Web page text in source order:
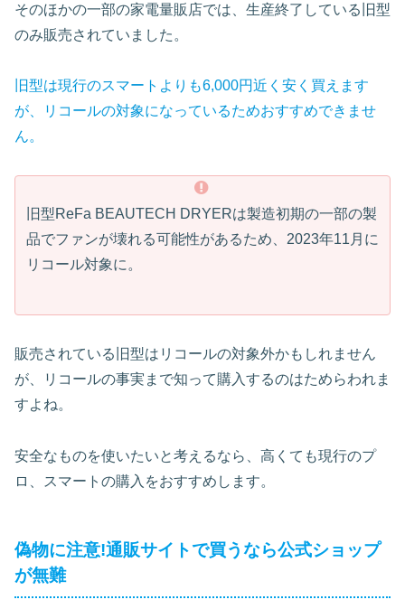
そのほかの一部の家電量販店では、生産終了している旧型
のみ販売されていました。
旧型は現行のスマートよりも6,000円近く安く買えます
が、リコールの対象になっているためおすすめできませ
ん。
旧型ReFa BEAUTECH DRYERは製造初期の一部の製
品でファンが壊れる可能性があるため、2023年11月に
リコール対象に。
販売されている旧型はリコールの対象外かもしれません
が、リコールの事実まで知って購入するのはためらわれま
すよね。
安全なものを使いたいと考えるなら、高くても現行のプ
ロ、スマートの購入をおすすめします。
偽物に注意!通販サイトで買うなら公式ショップ
が無難